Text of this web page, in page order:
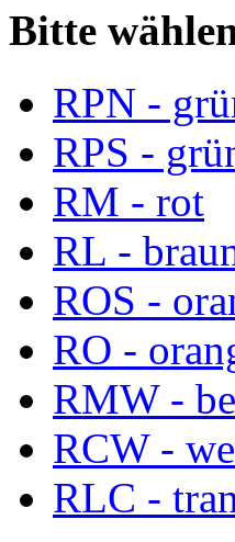
Bitte
RPN -
RPS -
RM - rot
RL -
ROS -
RO -
RMW -
RCW -
RLC -